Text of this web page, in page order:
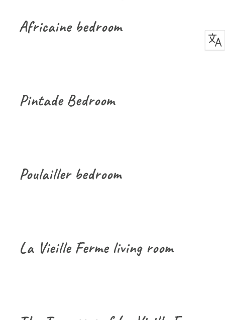
Africaine bedroom
Pintade Bedroom
Poulailler bedroom
La Vieille Ferme living room